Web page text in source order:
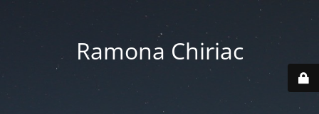
Ramona Chiriac